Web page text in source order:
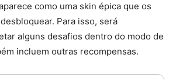
como uma skin épica que os
Para isso, será
alguns desafios dentro do modo de
incluem outras recompensas.